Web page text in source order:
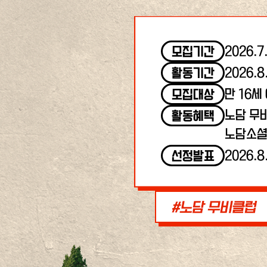
모집기간
활동기간
모집대상
만 16세
활동혜택
노담 무
노담소
선정발표